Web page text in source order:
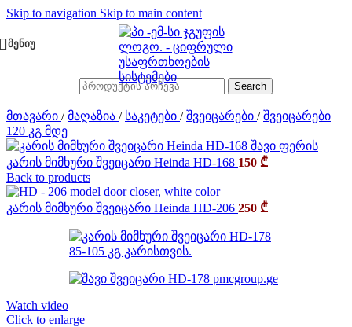
Skip to navigation Skip to main content
ᲛᲔᲜᲘᲣ
Search
მთავარი / მაღაზია / საკეტები / შვეიცარები / შვეიცარები
120 კგ მდე
კარის მიმხური შვეიცარი Heinda HD-168 150 ₾
Back to products
კარის მიმხური შვეიცარი Heinda HD-206 250 ₾
Watch video
Click to enlarge